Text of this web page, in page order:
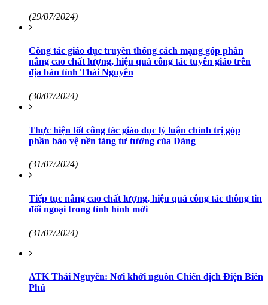
(29/07/2024)
Công tác giáo dục truyền thống cách mạng góp phần
nâng cao chất lượng, hiệu quả công tác tuyên giáo trên
địa bàn tỉnh Thái Nguyên
(30/07/2024)
Thực hiện tốt công tác giáo dục lý luận chính trị góp
phần bảo vệ nền tảng tư tưởng của Đảng
(31/07/2024)
Tiếp tục nâng cao chất lượng, hiệu quả công tác thông tin
đối ngoại trong tình hình mới
(31/07/2024)
ATK Thái Nguyên: Nơi khởi nguồn Chiến dịch Điện Biên
Phủ